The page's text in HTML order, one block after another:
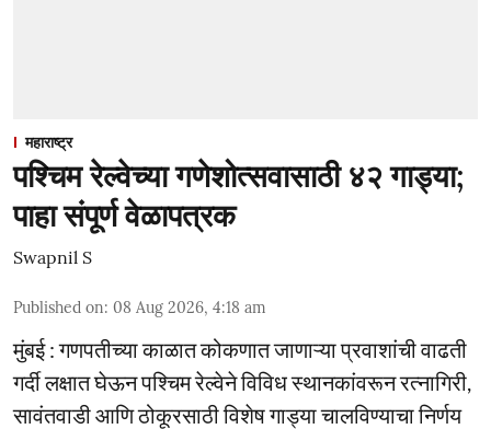
महाराष्ट्र
पश्चिम रेल्वेच्या गणेशोत्सवासाठी ४२ गाड्या;
पाहा संपूर्ण वेळापत्रक
Swapnil S
Published on: 08 Aug 2026, 4:18 am
मुंबई : गणपतीच्या काळात कोकणात जाणाऱ्या प्रवाशांची वाढती
गर्दी लक्षात घेऊन पश्चिम रेल्वेने विविध स्थानकांवरून रत्नागिरी,
सावंतवाडी आणि ठोकूरसाठी विशेष गाड्या चालविण्याचा निर्णय